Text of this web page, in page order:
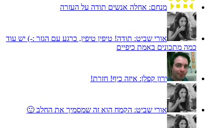
מנחם: אחלה אנשים תודה על העזרה
אורי שביט: תודה! טיפין טיפין, כרגע עם הגזר :-) יש עוד
כמה מתכונים באמת כיפיים
ירון קפלן: איזה כיף! חזרת!
אורי שביט: הקמח הוא זה שמסמיך את החלב 🙂